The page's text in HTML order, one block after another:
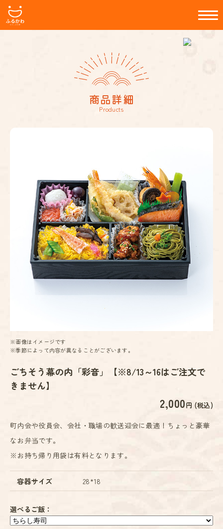
商品詳細
Products
※画像はイメージです
※季節によって内容が異なることがございます。
ごちそう幕の内「彩音」【※8/13～16はご注文で
きません】
2,000円 (税込)
町内会や役員会、会社・職場の歓送迎会に最適！ちょっと豪華
なお弁当です。
※お持ち帰り用袋は有料となります。
容器サイズ 28*18
選べるご飯：